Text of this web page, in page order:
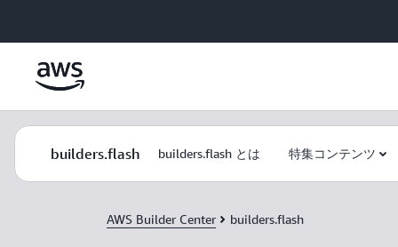
builders.flash builders.flash とは 特集コンテンツ
AWS Builder Center builders.flash